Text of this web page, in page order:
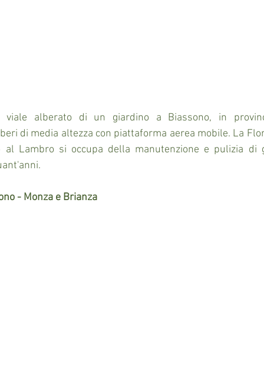
viale alberato di un giardino a Biassono, in
di media altezza con piattaforma aerea mobile. La
al Lambro si occupa della manutenzione e pulizia di
- Monza e Brianza